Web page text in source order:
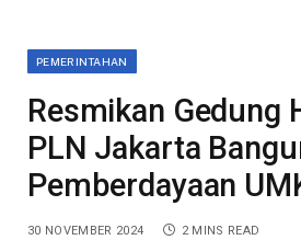
PEMERINTAHAN
Resmikan Gedung
PLN Jakarta
Pemberdayaan
30 NOVEMBER 2024 2 MINS READ